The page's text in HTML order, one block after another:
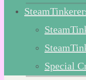
Special